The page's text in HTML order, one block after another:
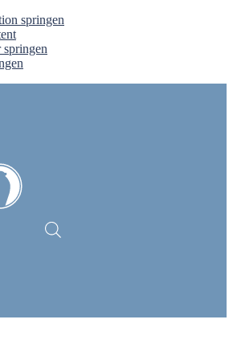
springen
springen